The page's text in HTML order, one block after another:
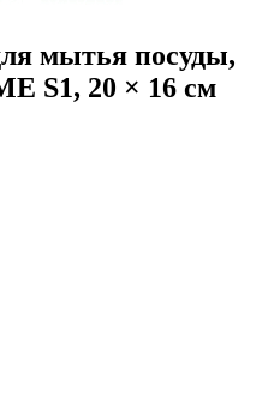
мытья посуды,
S1, 20 × 16 см